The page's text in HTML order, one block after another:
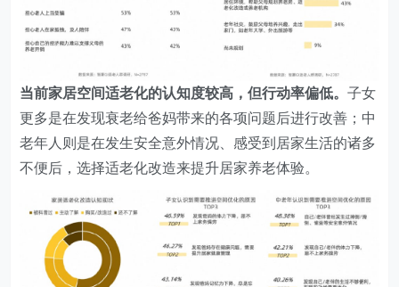
当前家居空间适老化的认知度较高，但行动率偏低。子女
更多是在发现衰老给爸妈带来的各项问题后进行改善；中
老年人则是在发生安全意外情况、感受到居家生活的诸多
不便后，选择适老化改造来提升居家养老体验。